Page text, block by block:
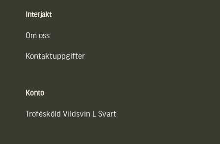
Interjakt
Om oss
Kontaktuppgifter
Konto
Trofésköld Vildsvin L Svart